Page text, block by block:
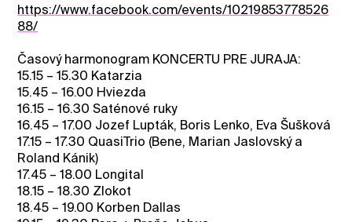
https://www.facebook.com/events/10219853778526
88/
Časový harmonogram KONCERTU PRE JURAJA:
15.15 – 15.30 Katarzia
15.45 – 16.00 Hviezda
16.15 – 16.30 Saténové ruky
16.45 – 17.00 Jozef Lupták, Boris Lenko, Eva Šušková
17.15 – 17.30 QuasiTrio (Bene, Marian Jaslovský a
Roland Kánik)
17.45 – 18.00 Longital
18.15 – 18.30 Zlokot
18.45 – 19.00 Korben Dallas